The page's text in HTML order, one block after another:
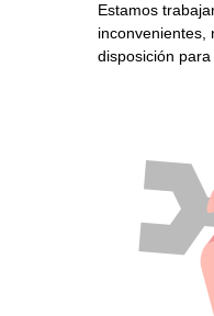
Estamos
inconvenientes,
disposición